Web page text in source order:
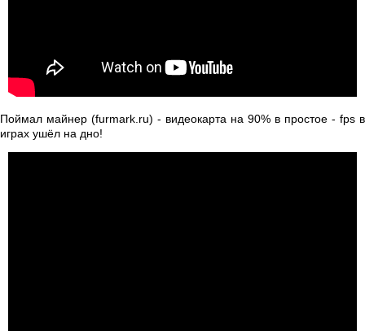
Поймал майнер (furmark.ru) - видеокарта на 90% в простое - fps в
играх ушёл на дно!